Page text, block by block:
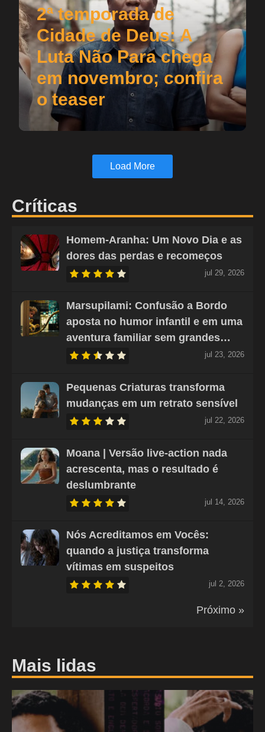
2ª temporada de
Cidade de Deus: A
Luta Não Para chega
em novembro; confira
o teaser
Load More
Críticas
Homem-Aranha: Um Novo Dia e as
dores das perdas e recomeços
jul 29, 2026
Marsupilami: Confusão a Bordo
aposta no humor infantil e em uma
aventura familiar sem grandes…
jul 23, 2026
Pequenas Criaturas transforma
mudanças em um retrato sensível
jul 22, 2026
Moana | Versão live-action nada
acrescenta, mas o resultado é
deslumbrante
jul 14, 2026
Nós Acreditamos em Vocês:
quando a justiça transforma
vítimas em suspeitos
jul 2, 2026
Próximo »
Mais lidas